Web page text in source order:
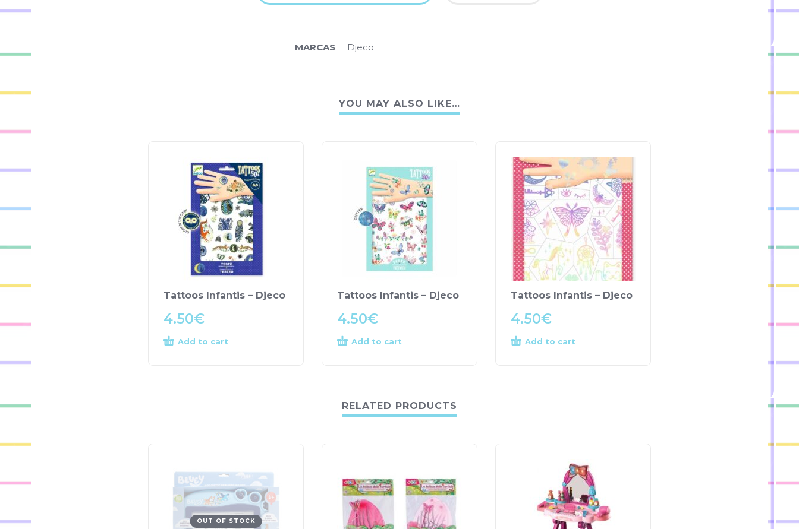
MARCAS Djeco
YOU MAY ALSO LIKE…
Tattoos Infantis – Djeco
4.50€
Add to cart
Tattoos Infantis – Djeco
4.50€
Add to cart
Tattoos Infantis – Djeco
4.50€
Add to cart
RELATED PRODUCTS
OUT OF STOCK